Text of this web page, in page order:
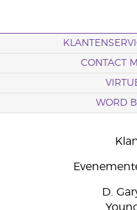
CONTACT
WORD
D.